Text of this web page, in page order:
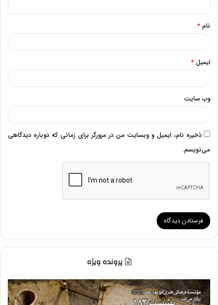
*
نام *
ایمیل *
وب‌ سایت
ذخیره نام، ایمیل و وبسایت من در مرورگر برای زمانی که دوباره دیدگاهی
می‌نویسم.
پرونده ویژه